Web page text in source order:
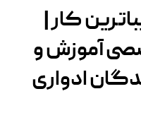
کار |
آموزش و
ادواری